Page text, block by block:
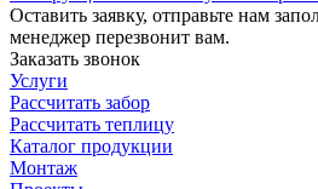
Оставить заявку, отправьте нам
менеджер перезвонит вам.
Заказать звонок
Услуги
Рассчитать забор
Рассчитать теплицу
Каталог продукции
Монтаж